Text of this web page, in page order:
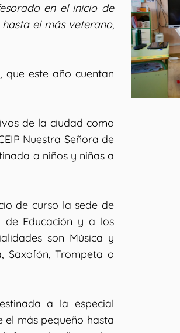
en el inicio de
el más veterano,
que este año cuentan
de la ciudad como
Nuestra Señora de
a niños y niñas a
de curso la sede de
de Educación y a los
son Música y
Saxofón, Trompeta o
a la especial
el más pequeño hasta